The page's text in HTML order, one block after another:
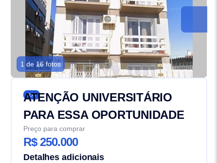
1 de 16 fotos
353
ATENÇÃO UNIVERSITÁRIO
PARA ESSA OPORTUNIDADE
Preço para comprar
R$ 250.000
Detalhes adicionais